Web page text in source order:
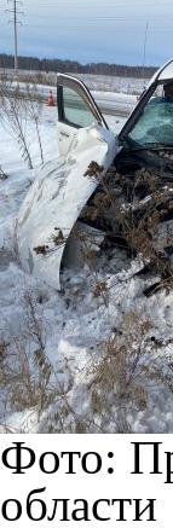
Фото:
области